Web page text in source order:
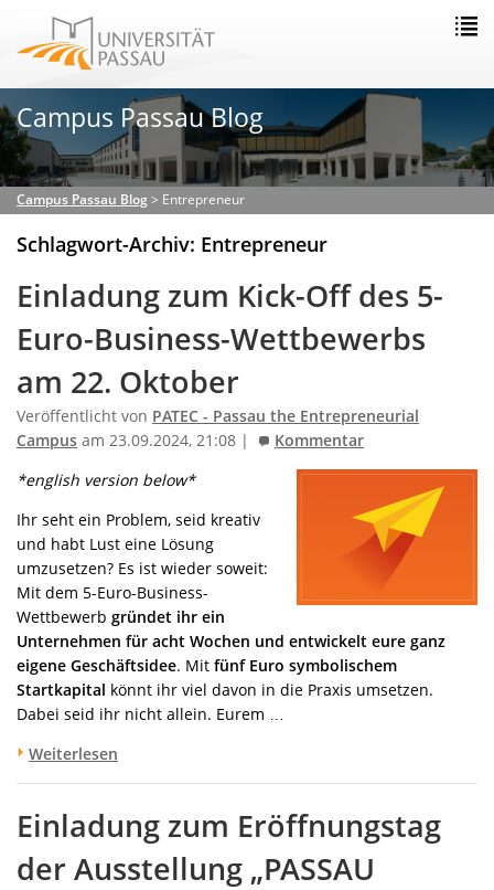
Campus Passau Blog
Campus Passau Blog> Entrepreneur
Schlagwort-Archiv: Entrepreneur
Einladung zum Kick-Off des 5-
Euro-Business-Wettbewerbs
am 22. Oktober
Veröffentlicht von PATEC - Passau the Entrepreneurial
Campus am 23.09.2024, 21:08 | Kommentar
*english version below*
Ihr seht ein Problem, seid kreativ
und habt Lust eine Lösung
umzusetzen? Es ist wieder soweit:
Mit dem 5-Euro-Business-
Wettbewerb gründet ihr ein
Unternehmen für acht Wochen und entwickelt eure ganz
eigene Geschäftsidee. Mit fünf Euro symbolischem
Startkapital könnt ihr viel davon in die Praxis umsetzen.
Dabei seid ihr nicht allein. Eurem …
Weiterlesen
Einladung zum Eröffnungstag
der Ausstellung „PASSAU